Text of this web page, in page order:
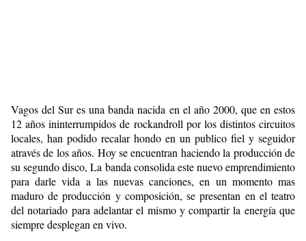
Vagos del Sur es una banda nacida en el año 2000, que en estos
12 años ininterrumpidos de rockandroll por los distintos circuitos
locales, han podido recalar hondo en un publico fiel y seguidor
através de los años. Hoy se encuentran haciendo la producción de
su segundo disco, La banda consolida este nuevo emprendimiento
para darle vida a las nuevas canciones, en un momento mas
maduro de producción y composición, se presentan en el teatro
del notariado para adelantar el mismo y compartir la energía que
siempre desplegan en vivo.